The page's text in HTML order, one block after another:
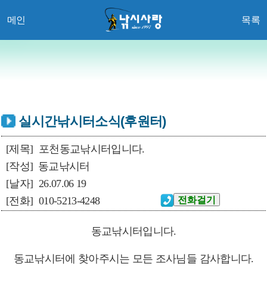
메인 목록
실시간낚시터소식(후원터)
[제목] 포천동교낚시터입니다.
[작성] 동교낚시터
[날자] 26.07.06 19
[전화] 010-5213-4248
동교낚시터입니다.
동교낚시터에 찾아주시는 모든 조사님들 감사합니다.